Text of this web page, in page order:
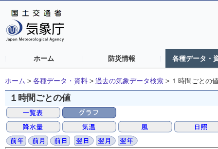
ホーム 防災情報 各種データ・
ホーム > 各種データ・資料 > 過去の気象データ検索 > １時間ごとの
１時間ごとの値